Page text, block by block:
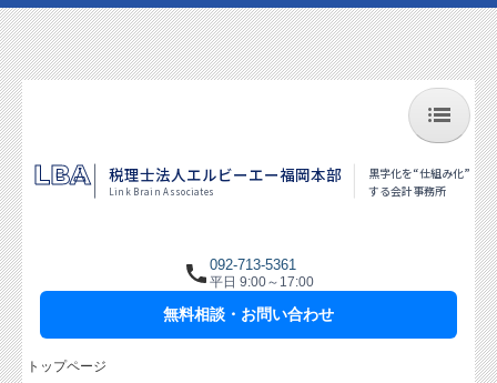
トップページ
相続対策・相続税申告
LBA 税理士法人エルビーエー福岡本部
Link Brain Associates
黒字化を“仕組み化”
する会計事務所
092-713-5361
平日 9:00～17:00
無料相談・お問い合わせ
トップページ